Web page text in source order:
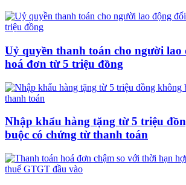
Uỷ quyền thanh toán cho người lao
hoá đơn từ 5 triệu đồng
Nhập khẩu hàng tặng từ 5 triệu
buộc có chứng từ thanh toán